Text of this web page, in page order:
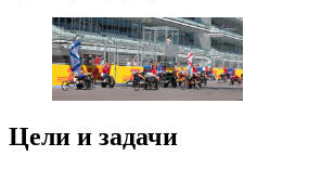
Цели и задачи